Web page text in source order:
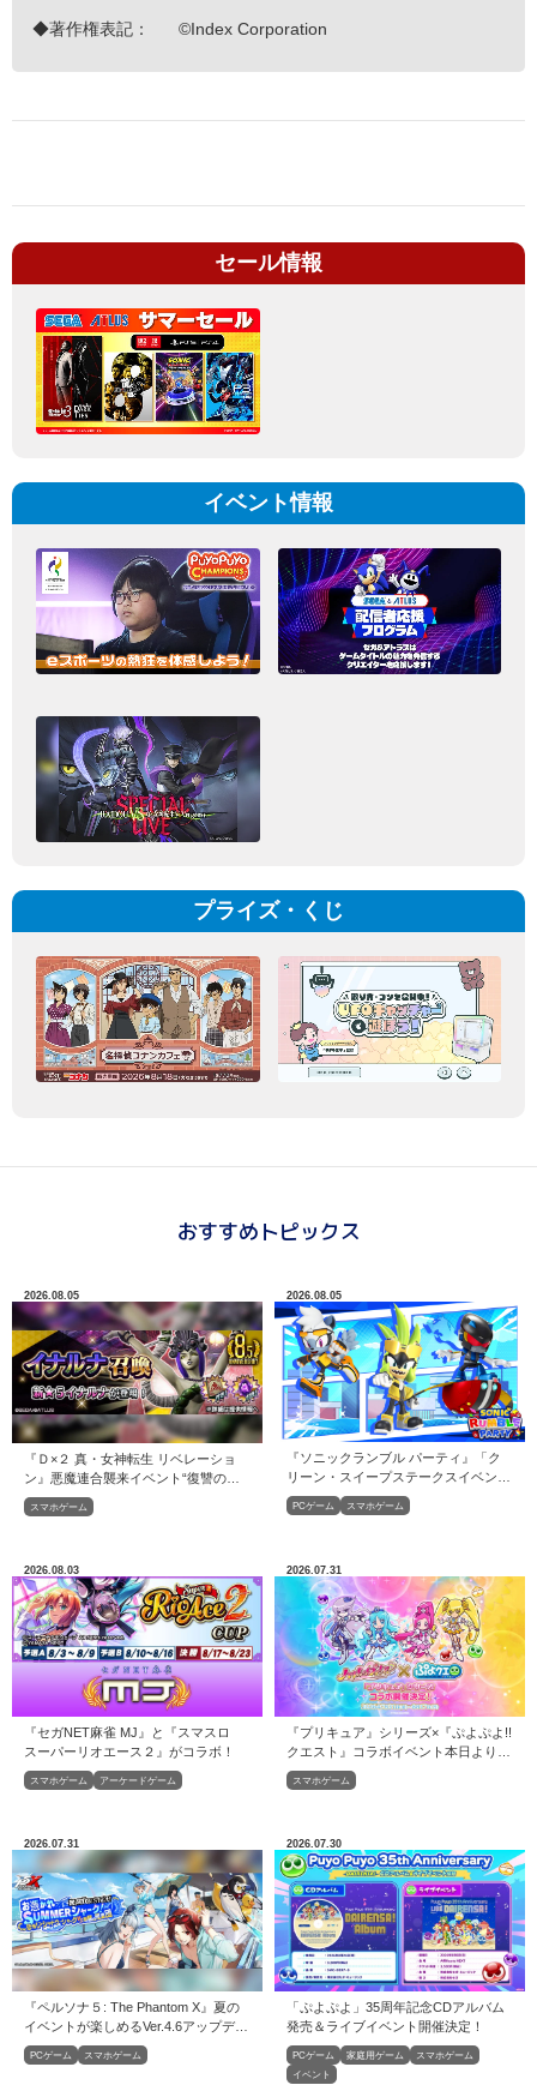
◆著作権表記：
©Index Corporation
セール情報
イベント情報
プライズ・くじ
おすすめトピックス
2026.08.05
スマホゲーム
『Ｄ×２ 真・女神転生 リベレーショ
ン』悪魔連合襲来イベント“復讐の巫
女と鎮魂の巫女”開催！開催！
2026.08.05
PCゲーム スマホゲーム
『ソニックランブル パーティ』「ク
リーン・スイープステークスイベン
ト」開催！
2026.08.03
スマホゲーム アーケードゲーム
『セガNET麻雀 MJ』と『スマスロ
スーパーリオエース２』がコラボ！
2026.07.31
スマホゲーム
『プリキュア』シリーズ×『ぷよぷよ!!
クエスト』コラボイベント本日より開
催！
2026.07.31
PCゲーム スマホゲーム
『ペルソナ５: The Phantom X』夏の
イベントが楽しめるVer.4.6アップデー
トを実施
2026.07.30
PCゲーム 家庭用ゲーム
スマホゲーム
イベント
「ぷよぷよ」35周年記念CDアルバム
発売＆ライブイベント開催決定！